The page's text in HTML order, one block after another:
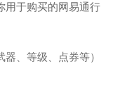
用于购买的网易通行
、等级、点券等）